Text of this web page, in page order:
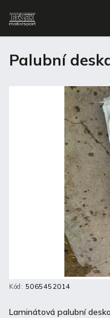
Palubní
Kód: 5065452014
Laminátová palubní